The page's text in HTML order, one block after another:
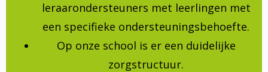
leraarondersteuners met leerlingen met
een specifieke ondersteuningsbehoefte.
Op onze school is er een duidelijke
zorgstructuur.